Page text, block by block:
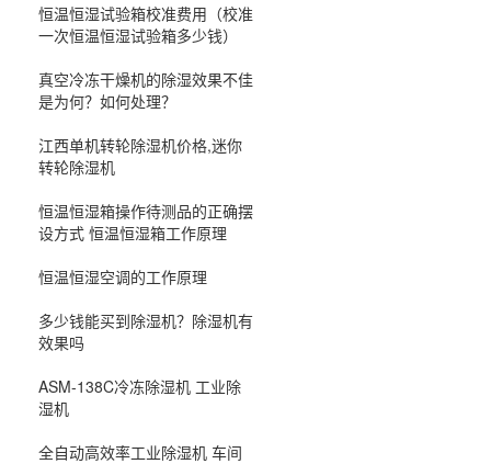
恒温恒湿试验箱校准费用（校准
一次恒温恒湿试验箱多少钱）
真空冷冻干燥机的除湿效果不佳
是为何？如何处理？
江西单机转轮除湿机价格,迷你
转轮除湿机
恒温恒湿箱操作待测品的正确摆
设方式 恒温恒湿箱工作原理
恒温恒湿空调的工作原理
多少钱能买到除湿机？除湿机有
效果吗
ASM-138C冷冻除湿机 工业除
湿机
全自动高效率工业除湿机 车间